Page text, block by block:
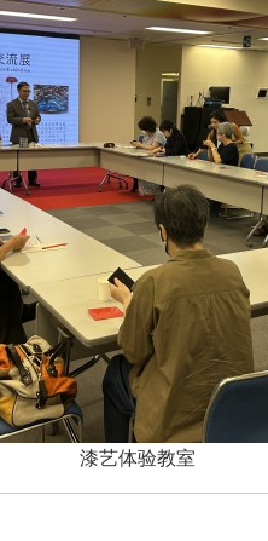
漆艺体验教室